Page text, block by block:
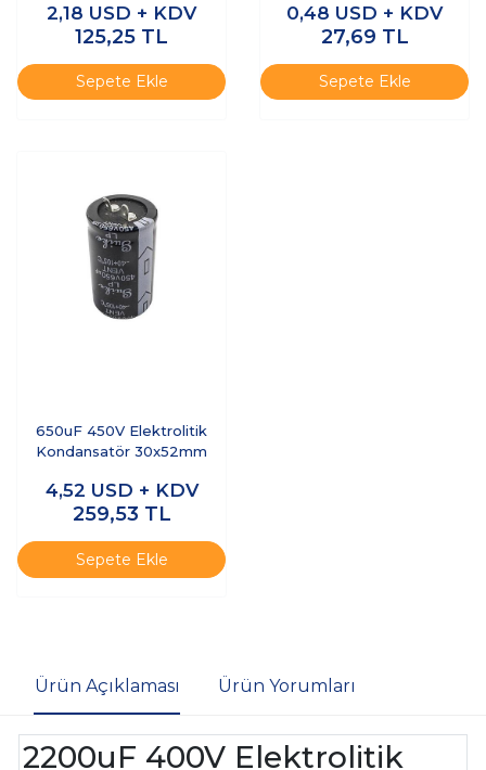
2,18 USD + KDV
125,25 TL
Sepete Ekle
0,48 USD + KDV
27,69 TL
Sepete Ekle
650uF 450V Elektrolitik
Kondansatör 30x52mm
4,52 USD + KDV
259,53 TL
Sepete Ekle
Ürün Açıklaması Ürün Yorumları
2200uF 400V Elektrolitik